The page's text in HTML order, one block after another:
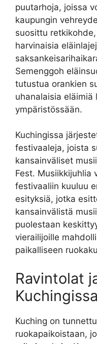
puutarhoja, joissa
kaupungin
suosittu
harvinaisia
Semenggoh
tutustua orankien
uhanalaisia eläimiä
ympäristössään.
Kuchingissa
festivaaleja, joista
kansainväliset
Fest. Musiikkijuhlia
festivaaliin kuuluu
esityksiä, jotka
kansainvälistä
puolestaan
vierailijoille
paikalliseen
Ravintolat
Kuchingissa
Kuching on
ruokapaikoistaan,